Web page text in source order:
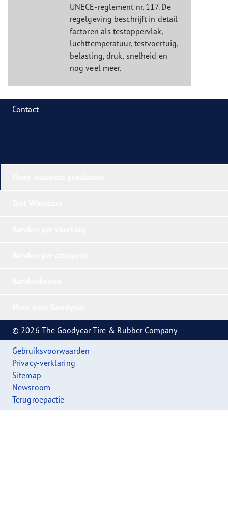
UNECE-reglement nr. 117. De
regelgeving beschrijft in detail
factoren als testoppervlak,
luchttemperatuur, testvoertuig,
belasting, druk, snelheid en
nog veel meer.
Contact
© 2026 The Goodyear Tire & Rubber Company
Gebruiksvoorwaarden
Privacy-verklaring
Sitemap
Newsroom
Terugroepactie